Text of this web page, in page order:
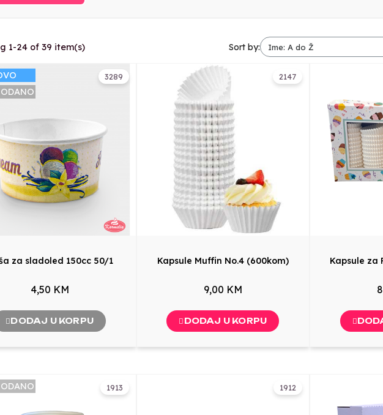
1-24 of 39 item(s) Sort by:
3289
za sladoled 150cc 50/1
4,50 KM
DODAJ U KORPU
2147
Kapsule Muffin No.4 (600kom)
9,00 KM
DODAJ U KORPU
Kapsule za
1913 1912